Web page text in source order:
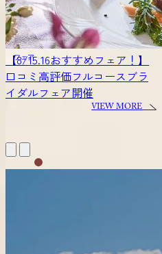
フェア
【料理重視必見】フルコース
試食付きブライダルフェア